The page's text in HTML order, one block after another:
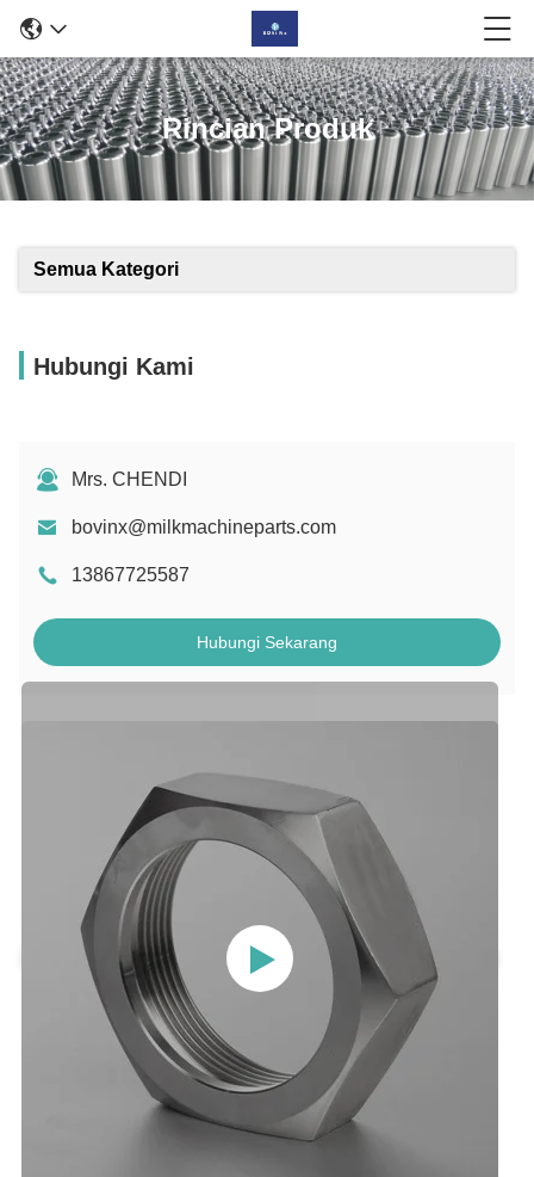
Rincian Produk
Semua Kategori
Hubungi Kami
Mrs. CHENDI
bovinx@milkmachineparts.com
13867725587
Hubungi Sekarang